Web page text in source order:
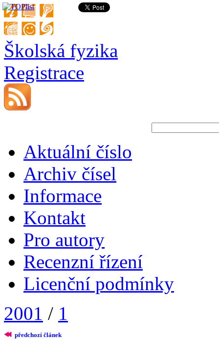
Školská fyzika
Registrace
Aktuální číslo
Archiv čísel
Informace
Kontakt
Pro autory
Recenzní řízení
Licenční podmínky
2001 / 1
předchozí článek